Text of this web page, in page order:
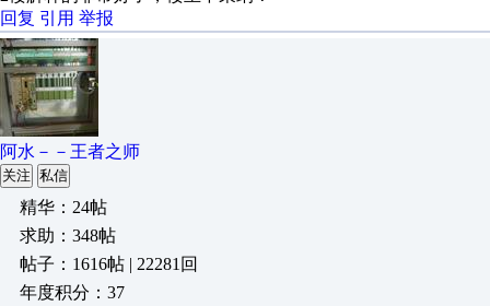
回复 引用 举报
阿水－－王者之师
关注 私信
精华：24帖
求助：348帖
帖子：1616帖 | 22281回
年度积分：37